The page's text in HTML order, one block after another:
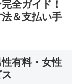
全ガイド！
＆支払い手
性有料・女性